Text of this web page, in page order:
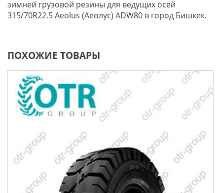
зимней грузовой резины для ведущих осей
315/70R22.5 Aeolus (Аеолус) ADW80 в город Бишкек.
ПОХОЖИЕ ТОВАРЫ